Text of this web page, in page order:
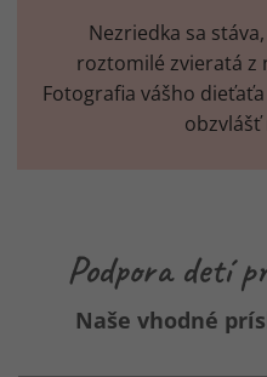
Nezriedka sa
roztomilé zvieratá z
Fotografia vášho
Podpora detí
Naše vhodné